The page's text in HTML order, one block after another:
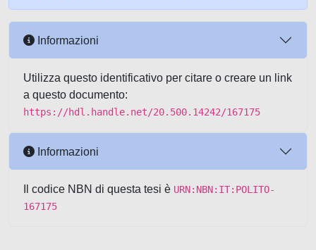
Informazioni
Utilizza questo identificativo per citare o creare un link
a questo documento:
https://hdl.handle.net/20.500.14242/167175
Informazioni
Il codice NBN di questa tesi è URN:NBN:IT:POLITO-
167175